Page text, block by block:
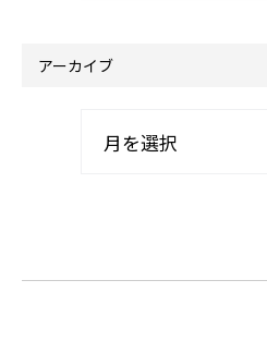
アーカイブ